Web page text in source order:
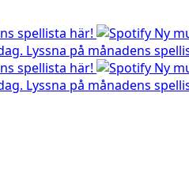
spellista här! Ny
Lyssna på månadens
spellista här!
Ny
Lyssna på månadens